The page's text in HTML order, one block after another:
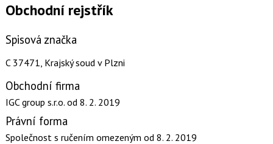
Obchodní rejstřík
Spisová značka
C 37471, Krajský soud v Plzni
Obchodní firma
IGC group s.r.o. od 8. 2. 2019
Právní forma
Společnost s ručením omezeným od 8. 2. 2019